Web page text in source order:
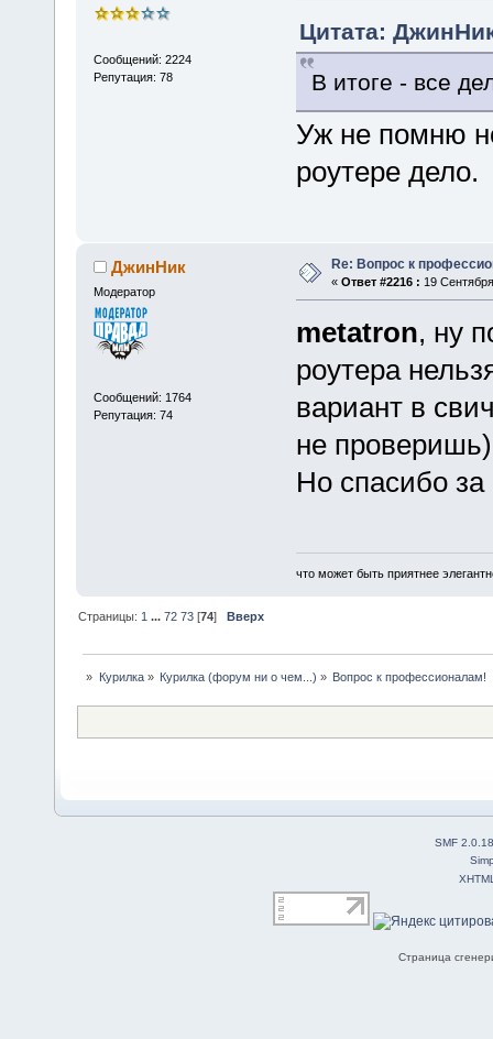
Сообщений: 2224
Репутация: 78
Цитата:
В итоге - все
Уж не помню
роутере дело.
ДжинНик
Модератор
Сообщений: 1764
Репутация: 74
Re: Вопрос к
« Ответ #2216 : 19
metatron, ну
роутера
вариант в
не
Но спасибо за
что может быть приятнее
Страницы: 1 ...72 73 [74]Вверх
» Курилка» Курилка (форум ни о чем...) » Вопрос к профессионалам!
SMF 2.0.18
Страница